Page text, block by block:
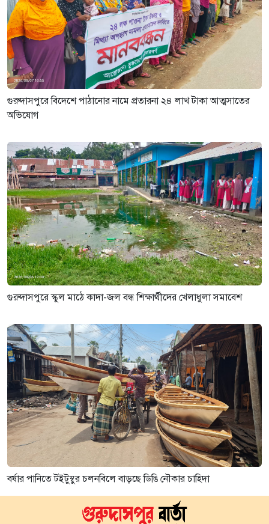
গুরুদাসপুরে বিদেশে পাঠানোর নামে প্রতারনা ২৪ লাখ টাকা আত্মসাতের
অভিযোগ
গুরুদাসপুরে স্কুল মাঠে কাদা-জল বন্ধ শিক্ষার্থীদের খেলাধুলা সমাবেশ
বর্ষার পানিতে টইটুম্বুর চলনবিলে বাড়ছে ডিঙি নৌকার চাহিদা